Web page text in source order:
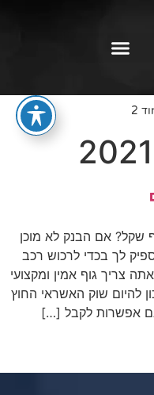
2
צריכים הלוואה עד 20 אלף שקל? אם הבנק לא מוכן
לך בכדי לרכוש רכב
צריך גוף אמין ומקצועי
להיום שוק האשראי החוץ
אפשרות לקבל […]